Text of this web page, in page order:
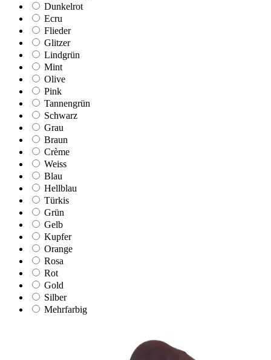
Dunkelrot
Ecru
Flieder
Glitzer
Lindgrün
Mint
Olive
Pink
Tannengrün
Schwarz
Grau
Braun
Crème
Weiss
Blau
Hellblau
Türkis
Grün
Gelb
Kupfer
Orange
Rosa
Rot
Gold
Silber
Mehrfarbig